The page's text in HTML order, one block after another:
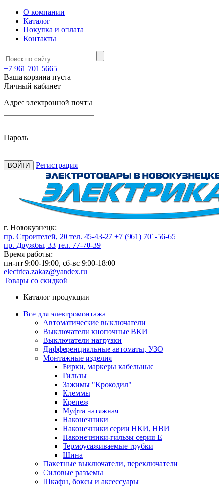
О компании
Каталог
Покупка и оплата
Контакты
+7 961 701 5665
Ваша корзина пуста
Личный кабинет
Адрес электронной почты
Пароль
ВОЙТИ Регистрация
г. Новокузнецк:
пр. Строителей, 20 тел. 45-43-27 +7 (961) 701-56-65
пр. Дружбы, 33 тел. 77-70-39
Время работы:
пн-пт 9:00-19:00, сб-вс 9:00-18:00
electrica.zakaz@yandex.ru
Товары со скидкой
Каталог продукции
Все для электромонтажа
Автоматические выключатели
Выключатели кнопочные ВКИ
Выключатели нагрузки
Дифференциальные автоматы, УЗО
Монтажные изделия
Бирки, маркеры кабельные
Гильзы
Зажимы "Крокодил"
Клеммы
Крепеж
Муфта натяжная
Наконечники
Наконечники серии НКИ, НВИ
Наконечники-гильзы серии Е
Термоусаживаемые трубки
Шина
Пакетные выключатели, переключатели
Силовые разъемы
Шкафы, боксы и аксессуары